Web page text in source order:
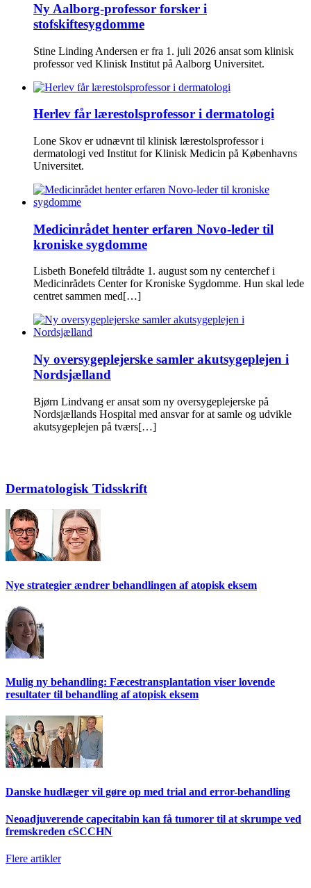
Ny Aalborg-professor forsker i
stofskiftesygdomme
Stine Linding Andersen er fra 1. juli 2026 ansat som klinisk
professor ved Klinisk Institut på Aalborg Universitet.
Herlev får lærestolsprofessor i dermatologi
Lone Skov er udnævnt til klinisk lærestolsprofessor i
dermatologi ved Institut for Klinisk Medicin på Københavns
Universitet.
Medicinrådet henter erfaren Novo-leder til
kroniske sygdomme
Lisbeth Bonefeld tiltrådte 1. august som ny centerchef i
Medicinrådets Center for Kroniske Sygdomme. Hun skal lede
centret sammen med[…]
Ny oversygeplejerske samler akutsygeplejen i
Nordsjælland
Bjørn Lindvang er ansat som ny oversygeplejerske på
Nordsjællands Hospital med ansvar for at samle og udvikle
akutsygeplejen på tværs[…]
Dermatologisk Tidsskrift
Nye strategier ændrer behandlingen af atopisk eksem
Mulig ny behandling: Fæcestransplantation viser lovende
resultater til behandling af atopisk eksem
Danske hudlæger vil gøre op med trial and error-behandling
Neoadjuverende capecitabin kan få tumorer til at skrumpe ved
fremskreden cSCCHN
Flere artikler